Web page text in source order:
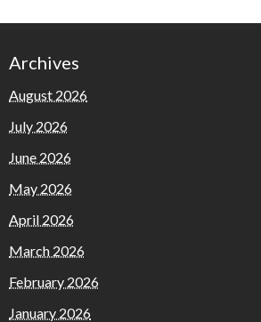
Archives
August 2026
July 2026
June 2026
May 2026
April 2026
March 2026
February 2026
January 2026